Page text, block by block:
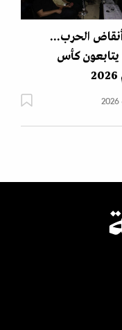
الحرب...
يتابعون كأس